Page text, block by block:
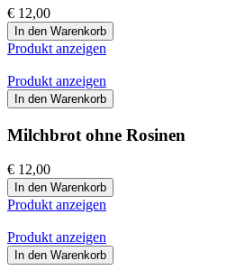
€ 12,00
In den Warenkorb
Produkt anzeigen
Produkt anzeigen
In den Warenkorb
Milchbrot ohne Rosinen
€ 12,00
In den Warenkorb
Produkt anzeigen
Produkt anzeigen
In den Warenkorb